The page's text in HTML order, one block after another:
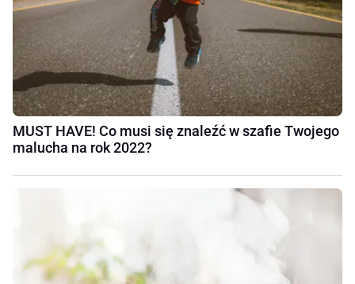
MUST HAVE! Co musi się znaleźć w szafie Twojego
malucha na rok 2022?